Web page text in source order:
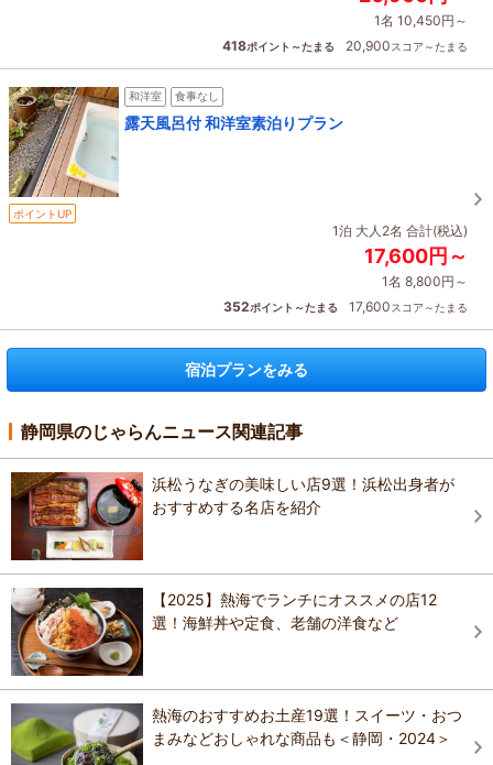
1名 10,450円～
418ポイント～たまる 20,900スコア～たまる
和洋室 食事なし
露天風呂付 和洋室素泊りプラン
ポイントUP
1泊 大人2名 合計(税込)
17,600円～
1名 8,800円～
352ポイント～たまる 17,600スコア～たまる
宿泊プランをみる
静岡県のじゃらんニュース関連記事
浜松うなぎの美味しい店9選！浜松出身者が
おすすめする名店を紹介
【2025】熱海でランチにオススメの店12
選！海鮮丼や定食、老舗の洋食など
熱海のおすすめお土産19選！スイーツ・おつ
まみなどおしゃれな商品も＜静岡・2024＞